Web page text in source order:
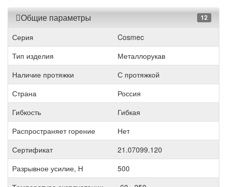
Общие параметры 12
Серия
Cosmec
Тип изделия
Металлорукав
Наличие протяжки
С протяжкой
Страна
Россия
Гибкость
Гибкая
Распространяет горение
Нет
Сертификат
21.07099.120
Разрывное усилие, Н
500